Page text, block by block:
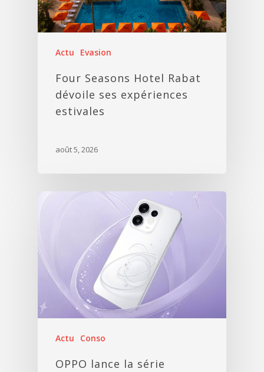
Actu Evasion
Four Seasons Hotel Rabat
dévoile ses expériences
estivales
août 5, 2026
Actu Conso
OPPO lance la série